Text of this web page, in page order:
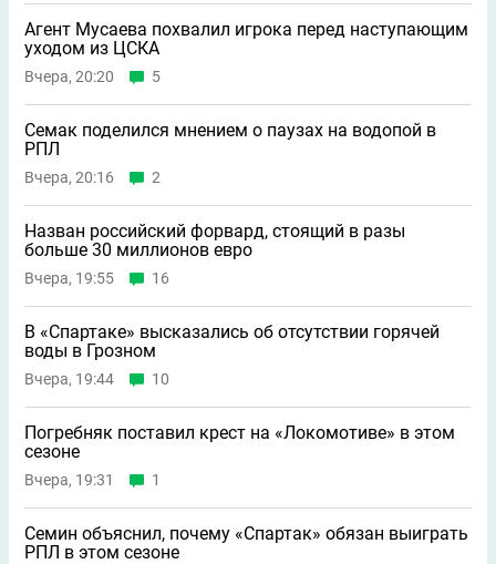
Агент Мусаева похвалил игрока перед наступающим
уходом из ЦСКА
Вчера, 20:20 5
Семак поделился мнением о паузах на водопой в
РПЛ
Вчера, 20:16 2
Назван российский форвард, стоящий в разы
больше 30 миллионов евро
Вчера, 19:55 16
В «Спартаке» высказались об отсутствии горячей
воды в Грозном
Вчера, 19:44 10
Погребняк поставил крест на «Локомотиве» в этом
сезоне
Вчера, 19:31 1
Семин объяснил, почему «Спартак» обязан выиграть
РПЛ в этом сезоне